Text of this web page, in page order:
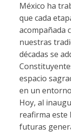
México ha
que cada
acompañada
nuestras
décadas se
espacio
en un
Hoy, al
reafirma este
futuras